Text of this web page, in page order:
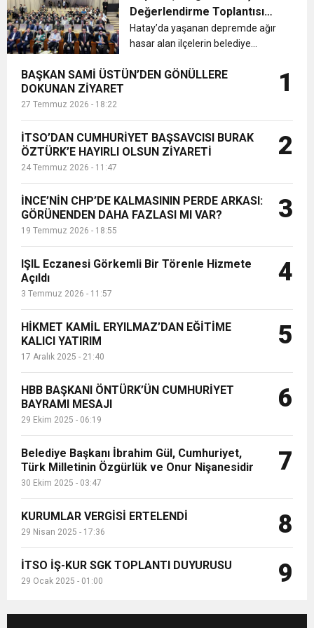
Cumhuriyet, Türk Milletinin Özgürlük
ve Onur Nişanesidir
6:19 HBB BAŞKANI ÖNTÜRK’ÜN
CUMHURİYET BAYRAMI MESAJI
17:36 KURUMLAR VERGİSİ ERTELENDİ
DUYURUSU
21:40 CEYLANDERE’DE BAŞKAN EMRAH
KARAÇAY’A SEVGİ SELİ
18:22 BAŞKAN SAMİ ÜSTÜN’DEN
oldular....
Değerlendirme Toplantısı
Yapıldı
Hatay’da yaşanan depremde ağır
hasar alan ilçelerin belediye
İstişare ve Değerlendirme
BAŞKAN SAMİ ÜSTÜN’DEN GÖNÜLLERE
DOKUNAN ZİYARET
27 Temmuz 2026 - 18:22
1
İTSO’DAN CUMHURİYET BAŞSAVCISI BURAK
ÖZTÜRK’E HAYIRLI OLSUN ZİYARETİ
24 Temmuz 2026 - 11:47
2
İNCE’NİN CHP’DE KALMASININ PERDE ARKASI:
GÖRÜNENDEN DAHA FAZLASI MI VAR?
19 Temmuz 2026 - 18:55
3
IŞIL Eczanesi Görkemli Bir Törenle Hizmete
Açıldı
3 Temmuz 2026 - 11:57
4
HİKMET KAMİL ERYILMAZ’DAN EĞİTİME
KALICI YATIRIM
17 Aralık 2025 - 21:40
5
HBB BAŞKANI ÖNTÜRK’ÜN CUMHURİYET
BAYRAMI MESAJI
29 Ekim 2025 - 06:19
6
Belediye Başkanı İbrahim Gül, Cumhuriyet,
Türk Milletinin Özgürlük ve Onur Nişanesidir
30 Ekim 2025 - 03:47
7
KURUMLAR VERGİSİ ERTELENDİ
29 Nisan 2025 - 17:36 8
İTSO İŞ-KUR SGK TOPLANTI DUYURUSU
29 Ocak 2025 - 01:00 9